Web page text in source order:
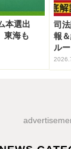
本選出
東海も
司
報
ル